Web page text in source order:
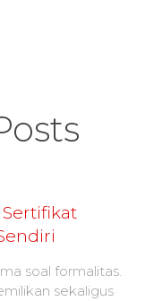
soal formalitas.
sekaligus